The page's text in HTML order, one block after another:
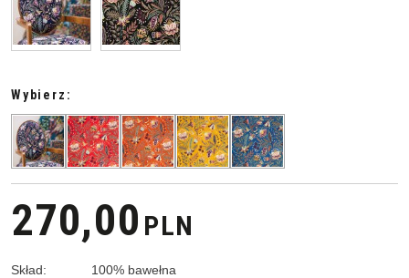
Wybierz:
270,00 PLN
Skład: 100% bawełna